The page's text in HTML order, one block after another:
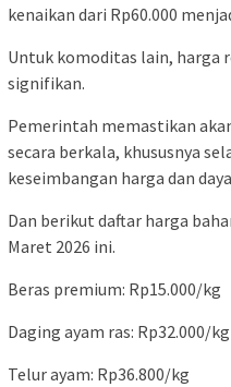
kenaikan dari Rp60.000
Untuk komoditas lain, harga
signifikan.
Pemerintah memastikan
secara berkala, khususnya
keseimbangan harga dan
Dan berikut daftar harga
Maret 2026 ini.
Beras premium: Rp15.000/kg
Daging ayam ras: Rp32.000/kg
Telur ayam: Rp36.800/kg